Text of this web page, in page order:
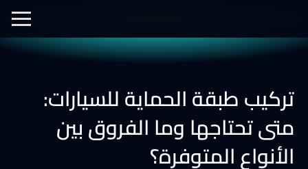
نانو سيراميك
أفلام الحماية
العزل الحراري
تركيب طبقة الحماية للسيارات:
متى تحتاجها وما الفروق بين
الأنواع المتوفرة؟